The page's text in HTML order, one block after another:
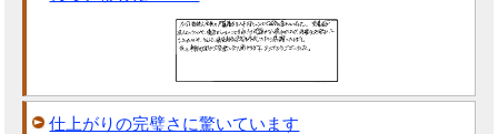
仕上がりの完璧さに驚いています